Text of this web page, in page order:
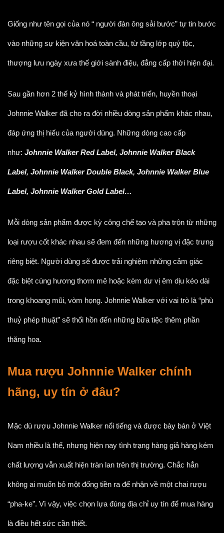
Giống như tên gọi của nó “ người đàn ông sải bước” tự tin bước
vào những sự kiện văn hoá toàn cầu, từ tầng lớp quý tộc,
thượng lưu ngày xưa thế giới sành điệu, đẳng cấp thời hiện đại.
Sau gần hơn 2 thế kỷ hình thành và phát triển, huyền thoại
Johnnie Walker đã cho ra đời nhiều dòng sản phẩm khác nhau,
đáp ứng thị hiếu của người dùng. Những dòng cao cấp
như: Johnnie Walker Red Label, Johnnie Walker Black
Label, Johnnie Walker Double Black, Johnnie Walker Blue
Label, Johnnie Walker Gold Label…
Mỗi dòng sản phẩm được kỳ công chế tạo và pha trộn từ những
loại rượu cốt khác nhau sẽ đem đến những hương vị đặc trưng
riêng biệt. Người dùng sẽ được trải nghiệm những cảm giác
đặc biệt cùng hương thơm mê hoặc kèm dư vị êm dịu kéo dài
trong khoang mũi, vòm họng. Johnnie Walker với vai trò là “phù
thuỷ phép thuật” sẽ thổi hồn đến những bữa tiệc thêm phần
thăng hoa.
Mua rượu Johnnie Walker chính
hãng, uy tín ở đâu?
Mặc dù rượu Johnnie Walker nổi tiếng và được bày bán ở Việt
Nam nhiều là thế, nhưng hiện nay tình trạng hàng giả hàng kém
chất lượng vẫn xuất hiện tràn lan trên thị trường. Chắc hẳn
không ai muốn bỏ một đống tiền ra để nhận về một chai rượu
“pha-ke”. Vì vậy, việc chọn lựa đúng địa chỉ uy tín để mua hàng
là điều hết sức cần thiết.